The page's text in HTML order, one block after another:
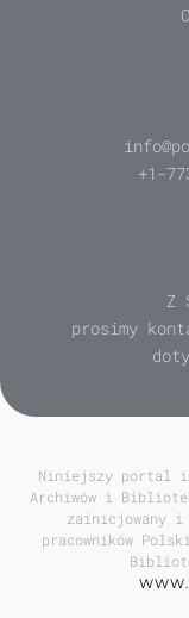
+1-
Z
prosimy
Niniejszy portal
Archiwów i
zainicjowany i
pracowników